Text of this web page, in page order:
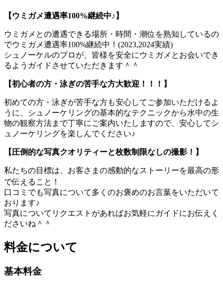
【ウミガメ遭遇率100%継続中♪】
ウミガメとの遭遇できる場所・時間・潮位を熟知しているの
でウミガメ遭遇率100%継続中！(2023,2024実績)
シュノーケルのプロが、皆様を安全にウミガメとお会いでき
るようガイドさせていただきます＾＾
【初心者の方・泳ぎの苦手な方大歓迎！！！】
初めての方・泳ぎが苦手な方も安心してご参加いただけるよ
うに、シュノーケリングの基本的なテクニックから水中の生
物の観察方法まで丁寧にご案内いたしますので、安心してシ
ュノーケリングを楽しんでください♪
【圧倒的な写真クオリティーと枚数制限なしの撮影！】
私たちの目標は、お客さまの感動的なストーリーを最高の形
で伝えること！
口コミでも写真について多くのお褒めのお言葉をいただいて
おります♪
写真についてリクエストがあればお気軽にガイドにお伝えく
ださいね＾＾
料金について
基本料金